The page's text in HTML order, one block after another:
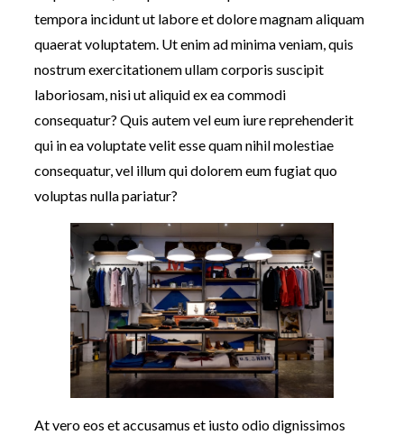
tempora incidunt ut labore et dolore magnam aliquam
quaerat voluptatem. Ut enim ad minima veniam, quis
nostrum exercitationem ullam corporis suscipit
laboriosam, nisi ut aliquid ex ea commodi
consequatur? Quis autem vel eum iure reprehenderit
qui in ea voluptate velit esse quam nihil molestiae
consequatur, vel illum qui dolorem eum fugiat quo
voluptas nulla pariatur?
At vero eos et accusamus et iusto odio dignissimos